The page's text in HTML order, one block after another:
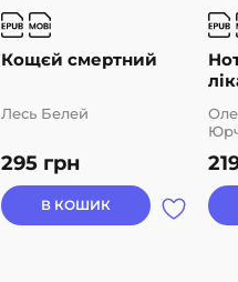
Кощєй смертний
295 грн
Лесь Белей
В КОШИК